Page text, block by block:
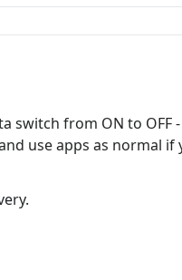
switch from ON to OFF
use apps as normal if